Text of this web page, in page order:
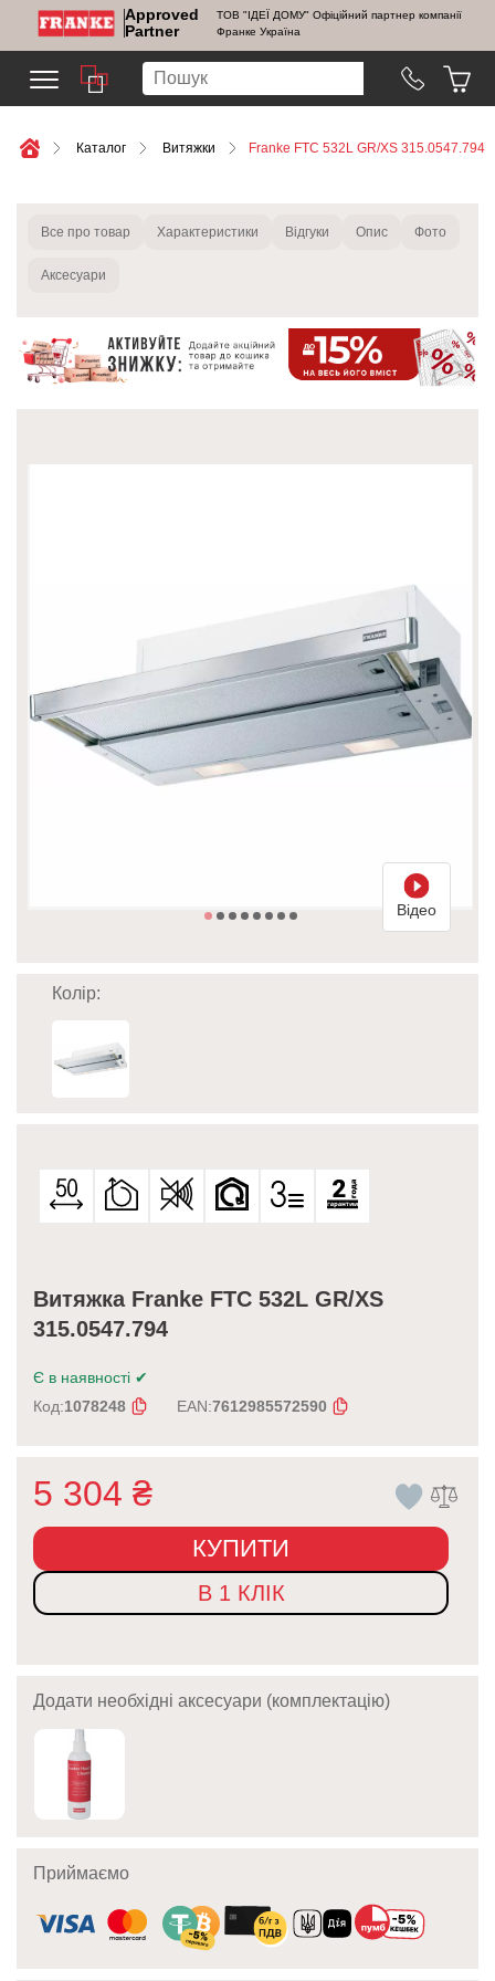
Approved
Partner
ТОВ "ІДЕЇ ДОМУ" Офіційний партнер компанії
Франке Україна
Каталог Витяжки Franke FTC 532L GR/XS 315.0547.794
Все про товар Характеристики Відгуки Опис Фото
Аксесуари
Відео
Колір:
Витяжка Franke FTC 532L GR/XS
315.0547.794
Є в наявності ✔
Код:1078248 EAN:7612985572590
5 304 ₴
КУПИТИ
В 1 КЛІК
Додати необхідні аксесуари (комплектацію)
Приймаємо